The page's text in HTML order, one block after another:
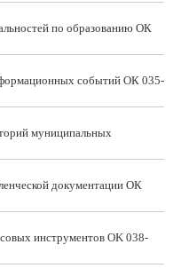
по образованию ОК
событий ОК 035-
муниципальных
документации ОК
инструментов OK 038-